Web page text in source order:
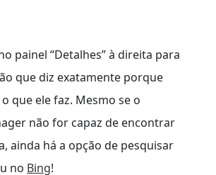
painel “Detalhes” à direita para
que diz exatamente porque
que ele faz. Mesmo se o
não for capaz de encontrar
ainda há a opção de pesquisar
no Bing!